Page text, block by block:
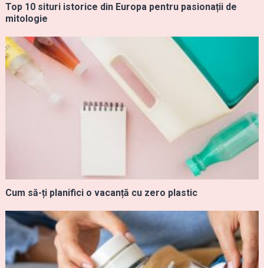
Top 10 situri istorice din Europa pentru pasionații de
mitologie
Cum să-ți planifici o vacanță cu zero plastic